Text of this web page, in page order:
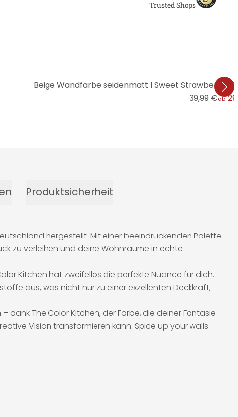
Trusted Shops
Beige Wandfarbe seidenmatt I Sweet Strawberry |
39,99 €ab
Produktsicherheit
hergestellt. Mit einer beeindruckenden Palette
zu verleihen und deine Wohnräume in echte
Kitchen hat zweifellos die perfekte Nuance für dich.
aus, was nicht nur zu einer exzellenten Deckkraft,
The Color Kitchen, der Farbe, die deiner Fantasie
Vision transformieren kann. Spice up your walls